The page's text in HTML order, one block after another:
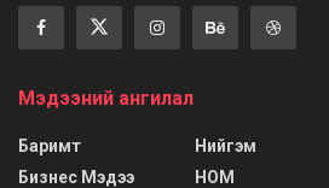
Мэдээний ангилал
Баримт
Бизнес Мэдээ
Нийгэм
НОМ